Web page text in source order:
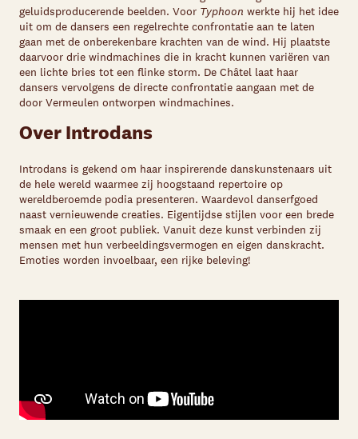
geluidsproducerende beelden. Voor Typhoon werkte hij het idee
uit om de dansers een regelrechte confrontatie aan te laten
gaan met de onberekenbare krachten van de wind. Hij plaatste
daarvoor drie windmachines die in kracht kunnen variëren van
een lichte bries tot een flinke storm. De Châtel laat haar
dansers vervolgens de directe confrontatie aangaan met de
door Vermeulen ontworpen windmachines.
Over Introdans
Introdans is gekend om haar inspirerende danskunstenaars uit
de hele wereld waarmee zij hoogstaand repertoire op
wereldberoemde podia presenteren. Waardevol danserfgoed
naast vernieuwende creaties. Eigentijdse stijlen voor een brede
smaak en een groot publiek. Vanuit deze kunst verbinden zij
mensen met hun verbeeldingsvermogen en eigen danskracht.
Emoties worden invoelbaar, een rijke beleving!